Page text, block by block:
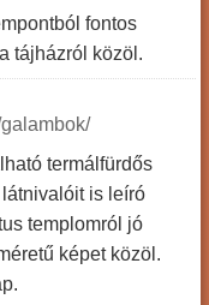
fontos
tájházról közöl.
termálfürdős
is leíró
templomról jó
képet közöl.